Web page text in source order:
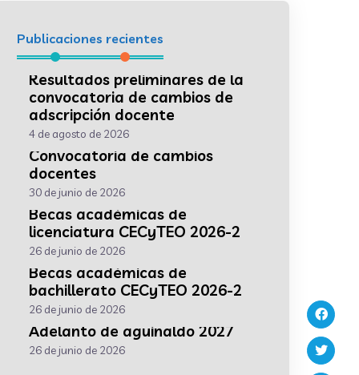
Publicaciones recientes
Resultados preliminares de la
convocatoria de cambios de
adscripción docente
4 de agosto de 2026
Convocatoria de cambios
docentes
30 de junio de 2026
Becas académicas de
licenciatura CECyTEO 2026-2
26 de junio de 2026
Becas académicas de
bachillerato CECyTEO 2026-2
26 de junio de 2026
Adelanto de aguinaldo 2027
26 de junio de 2026